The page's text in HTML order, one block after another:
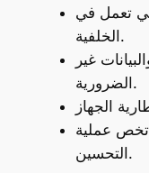
تعمل في
الخلفية.
غير
الضرورية.
تخص عملية
التحسين.